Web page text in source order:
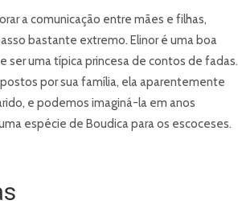
a comunicação entre mães e filhas,
bastante extremo. Elinor é uma boa
ser uma típica princesa de contos de fadas.
por sua família, ela aparentemente
e podemos imaginá-la em anos
espécie de Boudica para os escoceses.